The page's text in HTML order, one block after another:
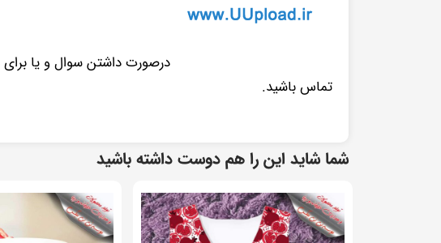
درصورت داشتن سوال و یا
تماس باشید.
شما شاید این را هم دوست داشته باشید